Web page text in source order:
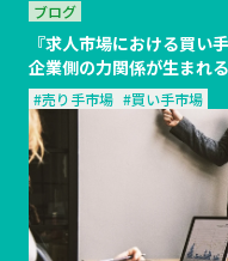
ブログ
『求人市場における買い
企業側の力関係が生まれ
#売り手市場 #買い手市場